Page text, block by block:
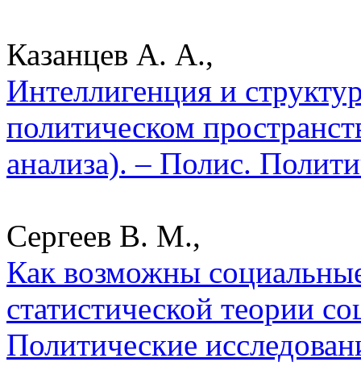
Казанцев А. А.,
Интеллигенция и
политическом
анализа). – Полис.
Сергеев В. М.,
Как возможны
статистической теории
Политические